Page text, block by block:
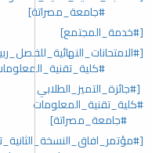
#جامعة_مصراتة]
[#خدمة_المجتمع]
[#جائزة_التميز_الطلابي
#كلية_تقنية_المعلومات
#جامعة_مصراتة]